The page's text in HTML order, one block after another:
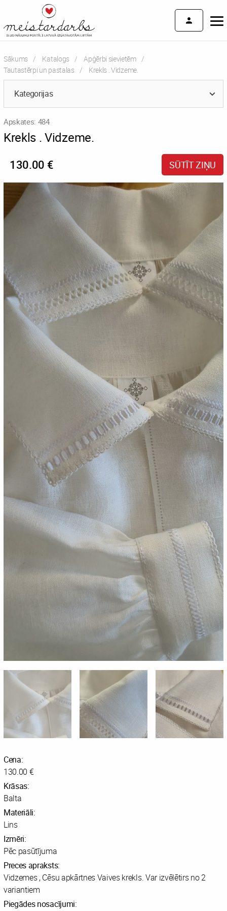
Sākums Katalogs
Apģērbi sievietēm
Tautastērpi un pastalas
Current:
Krekls . Vidzeme.
Kategorijas
Apskates: 484
Krekls . Vidzeme.
130.00 € SŪTĪT ZIŅU
Cena:
130.00 €
Krāsas:
Balta
Materiāli:
Lins
Izmēri:
Pēc pasūtījuma
Preces apraksts:
Vidzemes , Cēsu apkārtnes Vaives krekls. Var izvēlētirs no 2
variantiem
Piegādes nosacījumi: